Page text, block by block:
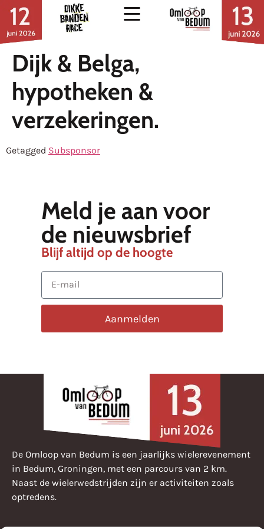
Dijk & Belga,
hypotheken &
verzekeringen.
Getagged Subsponsor
Meld je aan voor
de nieuwsbrief
Blijf altijd op de hoogte
Aanmelden
De Omloop van Bedum is een jaarlijks wielerevenement
in Bedum, Groningen, met een parcours van 2 km.
Naast de wielerwedstrijden zijn er activiteiten zoals
optredens.